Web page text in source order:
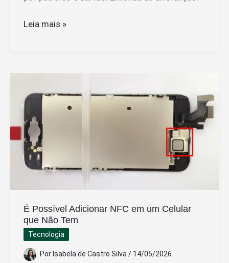
Energia
Não
Renovável
Entenda
Aqui!
Leia mais »
É Possível Adicionar NFC em um Celular
que Não Tem
Tecnologia
Por Isabela de Castro Silva / 14/05/2026